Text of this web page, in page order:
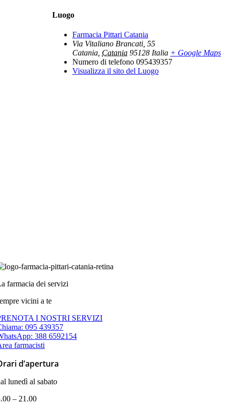
Luogo
Farmacia Pittari Catania
Via Vitaliano Brancati, 55
Catania Catania 95128 Italia + Google Maps
Numero di telefono 095439357
Visualizza il sito del Luogo
farmacia dei servizi
vicini a te
I NOSTRI SERVIZI
095 439357
388 6592154
farmacisti
d’apertura
lunedì al sabato
– 21.00